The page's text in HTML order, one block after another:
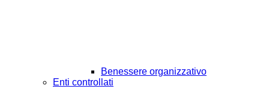
Benessere organizzativo
Enti controllati